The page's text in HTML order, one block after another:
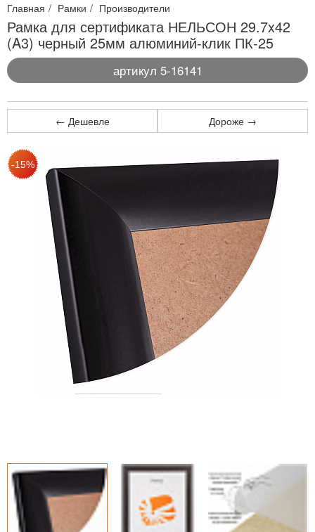
Главная Рамки Производители
Рамка для сертификата НЕЛЬСОН 29.7x42
(A3) черный 25мм алюминий-клик ПК-25
артикул 5-16141
← Дешевле Дороже →